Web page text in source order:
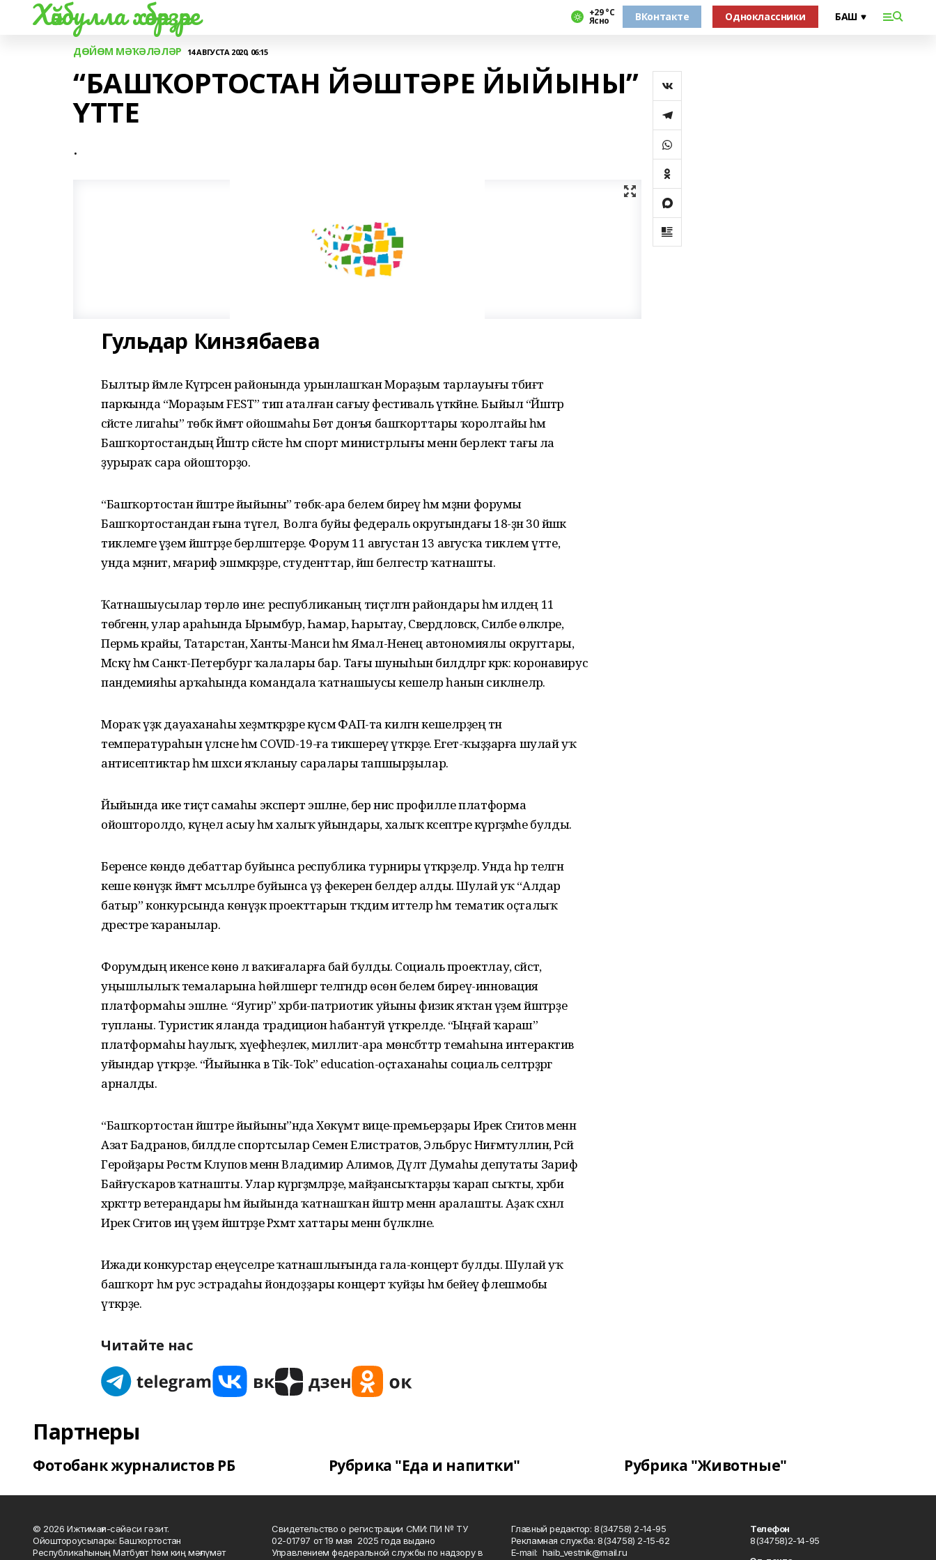
Хәйбулла хәбәрҙәре +29 °С
Ясно ВКонтакте Одноклассники
ДӨЙӨМ МӘҠӘЛӘЛӘР 14 АВГУСТА 2020, 06:15
“БАШҠОРТОСТАН ЙӘШТӘРЕ ЙЫЙЫНЫ”
ҮТТЕ
.
Гульдар Кинзябаева
Былтыр йәмле Күгәрсен районында урынлашҡан Мораҙым тарлауығы тәбиғәт
паркында “Мораҙым FEST” тип аталған сағыу фестиваль үткәйне. Быйыл “Йәштәр
сәйәсәте лигаһы” төбәк йәмәғәт ойошмаһы Бөтә донъя башҡорттары ҡоролтайы һәм
Башҡортостандың Йәштәр сәйәсәте һәм спорт министрлығы менән берлектә тағы ла
ҙурыраҡ сара ойошторҙо.
“Башҡортостан йәштәре йыйыны” төбәк-ара белем биреү һәм мәҙәни форумы
Башҡортостандан ғына түгел, ә Волга буйы федераль округындағы 18-ҙән 30 йәшкә
тиклемге әүҙем йәштәрҙе берләштерҙе. Форум 11 августан 13 авгусҡа тиклем үтте,
унда мәҙәниәт, мәғариф эшмәкәрҙәре, студенттар, йәш белгестәр ҡатнашты.
Ҡатнашыусылар төрлө ине: республиканың тиҫтәләгән райондары һәм илдең 11
төбәгенән, улар араһында Ырымбур, Һамар, Һарытау, Свердловск, Силәбе өлкәләре,
Пермь крайы, Татарстан, Ханты-Манси һәм Ямал-Ненец автономиялы округтары,
Мәскәү һәм Санкт-Петербург ҡалалары бар. Тағы шуныһын билдәләргә кәрәк: коронавирус
пандемияһы арҡаһында командала ҡатнашыусы кешеләр һанын сикләнеләр.
Мораҡ үҙәк дауаханаһы хеҙмәткәрҙәре күсмә ФАП-та килгән кешеләрҙең тән
температураһын үлсәне һәм COVID-19-ға тикшереү үткәрҙе. Егет-ҡыҙҙарға шулай уҡ
антисептиктар һәм шәхси яҡланыу саралары тапшырҙылар.
Йыйында ике тиҫтә самаһы эксперт эшләне, бер нисә профилле платформа
ойошторолдо, күңел асыу һәм халыҡ уйындары, халыҡ кәсептәре күргәҙмәһе булды.
Беренсе көндө дебаттар буйынса республика турниры үткәрҙеләр. Унда һәр теләгән
кеше көнүҙәк йәмәғәт мәсьәләләре буйынса үҙ фекерен белдерә алды. Шулай уҡ “Алдар
батыр” конкурсында көнүҙәк проекттарын тәҡдим иттеләр һәм тематик оҫталыҡ
дәрестәре ҡаранылар.
Форумдың икенсе көнө лә ваҡиғаларға бай булды. Социаль проектлау, сәйәсәт,
уңышлылыҡ темаларына һөйләшергә теләгәндәр өсөн белем биреү-инновация
платформаһы эшләне. “Яугир” хәрби-патриотик уйыны физик яҡтан әүҙем йәштәрҙе
тупланы. Туристик яланда традицион һабантуй үткәрелде. “Ыңғай ҡараш”
платформаһы һаулыҡ, хәүефһеҙлек, миллит-ара мөнәсәбәттәр темаһына интерактив
уйындар үткәрҙе. “Йыйынка в Tik-Tok” еducation-оҫтаханаһы социаль селтәрҙәргә
арналды.
“Башҡортостан йәштәре йыйыны”нда Хөкүмәт вице-премьерҙары Ирек Сәғитов менән
Азат Бадранов, билдәле спортсылар Семен Елистратов, Эльбрус Ниғмәтуллин, Рәсәй
Геройҙары Рөстәм Клупов менән Владимир Алимов, Дәүләт Думаһы депутаты Зариф
Байғусҡаров ҡатнашты. Улар күргәҙмәләрҙе, майҙансыҡтарҙы ҡарап сыҡты, хәрби
хәрәкәттәр ветерандары һәм йыйында ҡатнашҡан йәштәр менән аралашты. Аҙаҡ сәхнәлә
Ирек Сәғитов иң әүҙем йәштәрҙе Рәхмәт хаттары менән бүләкләне.
Ижади конкурстар еңеүселәре ҡатнашлығында гала-концерт булды. Шулай уҡ
башҡорт һәм рус эстрадаһы йондоҙҙары концерт ҡуйҙы һәм бейеү флешмобы
үткәрҙе.
Читайте нас
Партнеры
Фотобанк журналистов РБ Рубрика "Еда и напитки" Рубрика "Животные"
© 2026 Ижтимағи-сәйәси гәзит.
Ойоштороусылары: Башҡортостан
Республикаһының Матбуғат һәм киң мәғлүмәт
Свидетельство о регистрации СМИ: ПИ № ТУ
02-01797 от 19 мая 2025 года выдано
Управлением федеральной службы по надзору в
Главный редактор: 8(34758) 2-14-95
Рекламная служба: 8(34758) 2-15-62
Е-mаil: haib_vestnik@mail.ru
Телефон
8(34758)2-14-95